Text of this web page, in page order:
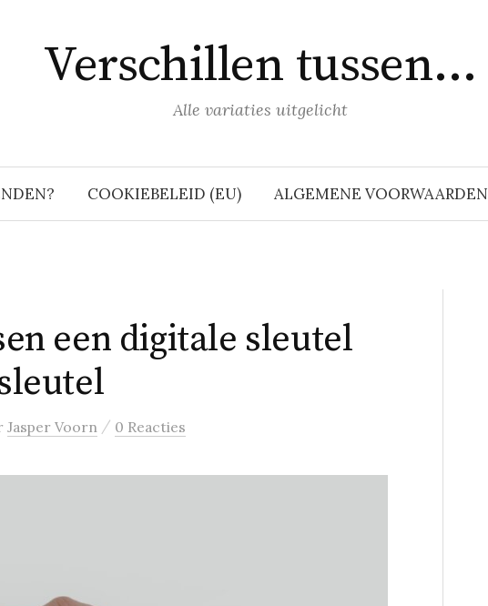
Verschillen tussen…
Alle variaties uitgelicht
COOKIEBELEID (EU) ALGEMENE VOORWAARDEN
een digitale sleutel
Jasper Voorn / 0 Reacties